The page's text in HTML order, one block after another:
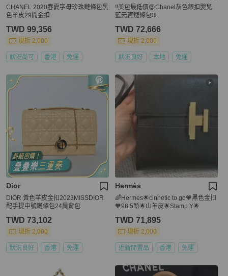
CHANEL 2020春夏字母珍珠鏈條包黑
色羊皮29開金扣
TWD 99,356
現折 2,000
狀況尚可 香港 免運
‼️美包最低價😍Chanel灰色銀扣嬰兒
藍元寶鏈條包⛓️
TWD 72,666
現折 2,000
狀況良好 本地 免運
Dior
DIOR 黃色羊皮金扣2023MISSDIOR
配手提中號鏈條包24肩背包
TWD 73,102
現折 2,000
狀況良好 香港 免運
Hermès
🌈Hermes🌟cinhetic to go🧡黑色金扣
🧡98.5新🌟山羊皮🌟Stamp Y🌟
TWD 71,895
現折 2,000
近新閒置品 香港 免運